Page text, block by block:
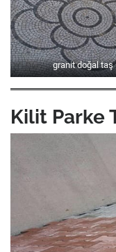
granit doğal taş
Kilit Parke